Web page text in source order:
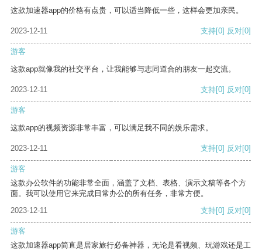
这款加速器app的价格有点贵，可以适当降低一些，这样会更加亲民。
2023-12-11 支持[0] 反对[0]
游客
这款app就像我的社交平台，让我能够与志同道合的朋友一起交流。
2023-12-11 支持[0] 反对[0]
游客
这款app的视频资源非常丰富，可以满足我不同的娱乐需求。
2023-12-11 支持[0] 反对[0]
游客
这款办公软件的功能非常全面，涵盖了文档、表格、演示文稿等各个方
面。我可以使用它来完成日常办公的所有任务，非常方便。
2023-12-11
支持[0] 反对[0]
游客
这款加速器app简直是居家旅行必备神器，无论是看视频、玩游戏还是工